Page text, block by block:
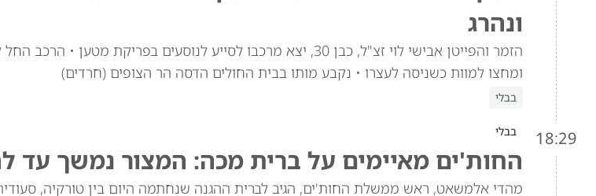
ונהרג
הזמר והפייטן אבישי לוי זצ"ל, כבן 30, יצא מרכבו לסייע לנוסעים בפריקת מטען •
ומחצו למוות כשניסה לעצרו • נקבע מותו בבית החולים הדסה הר הצופים (חרדים)
בבלי
18:29 בבלי
החות'ים מאיימים על ברית מכה: המצור נמשך עד
מהדי אלמשאט, ראש ממשלת החות'ים, הגיב לברית ההגנה שנחתמה היום בין טורקיה,